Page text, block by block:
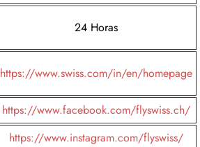
24 Horas
https://www.swiss.com/in/en/homepage
https://www.facebook.com/flyswiss.ch/
https://www.instagram.com/flyswiss/